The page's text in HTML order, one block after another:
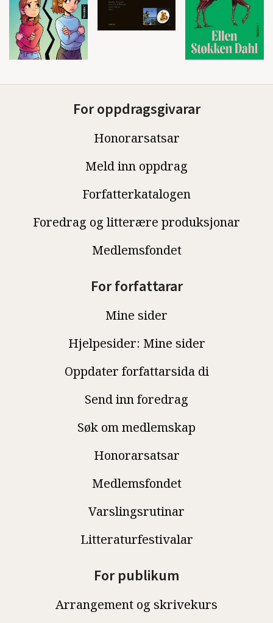
For oppdragsgivarar
Honorarsatsar
Meld inn oppdrag
Forfatterkatalogen
Foredrag og litterære produksjonar
Medlemsfondet
For forfattarar
Mine sider
Hjelpesider: Mine sider
Oppdater forfattarsida di
Send inn foredrag
Søk om medlemskap
Honorarsatsar
Medlemsfondet
Varslingsrutinar
Litteraturfestivalar
For publikum
Arrangement og skrivekurs